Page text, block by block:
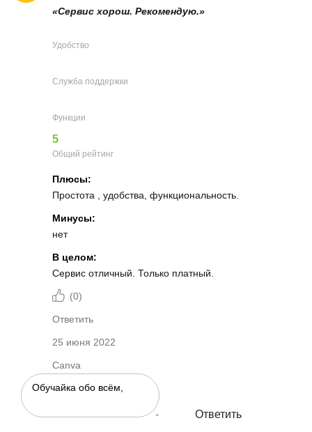
«Сервис хорош. Рекомендую.»
Удобство
Служба поддержки
Функции
5
Общий рейтинг
Плюсы:
Простота , удобства, функциональность.
Минусы:
нет
В целом:
Сервис отличный. Только платный.
(0)
Ответить
25 июня 2022
Canva
Ответить